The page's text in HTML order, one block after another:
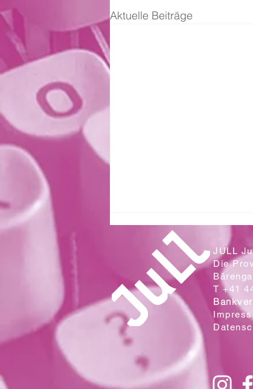
Aktuelle Beiträge
Zwei Klassen aus der Sek. Wallrüti
lesen in der Campo Cantina
JULL
Die
T +41